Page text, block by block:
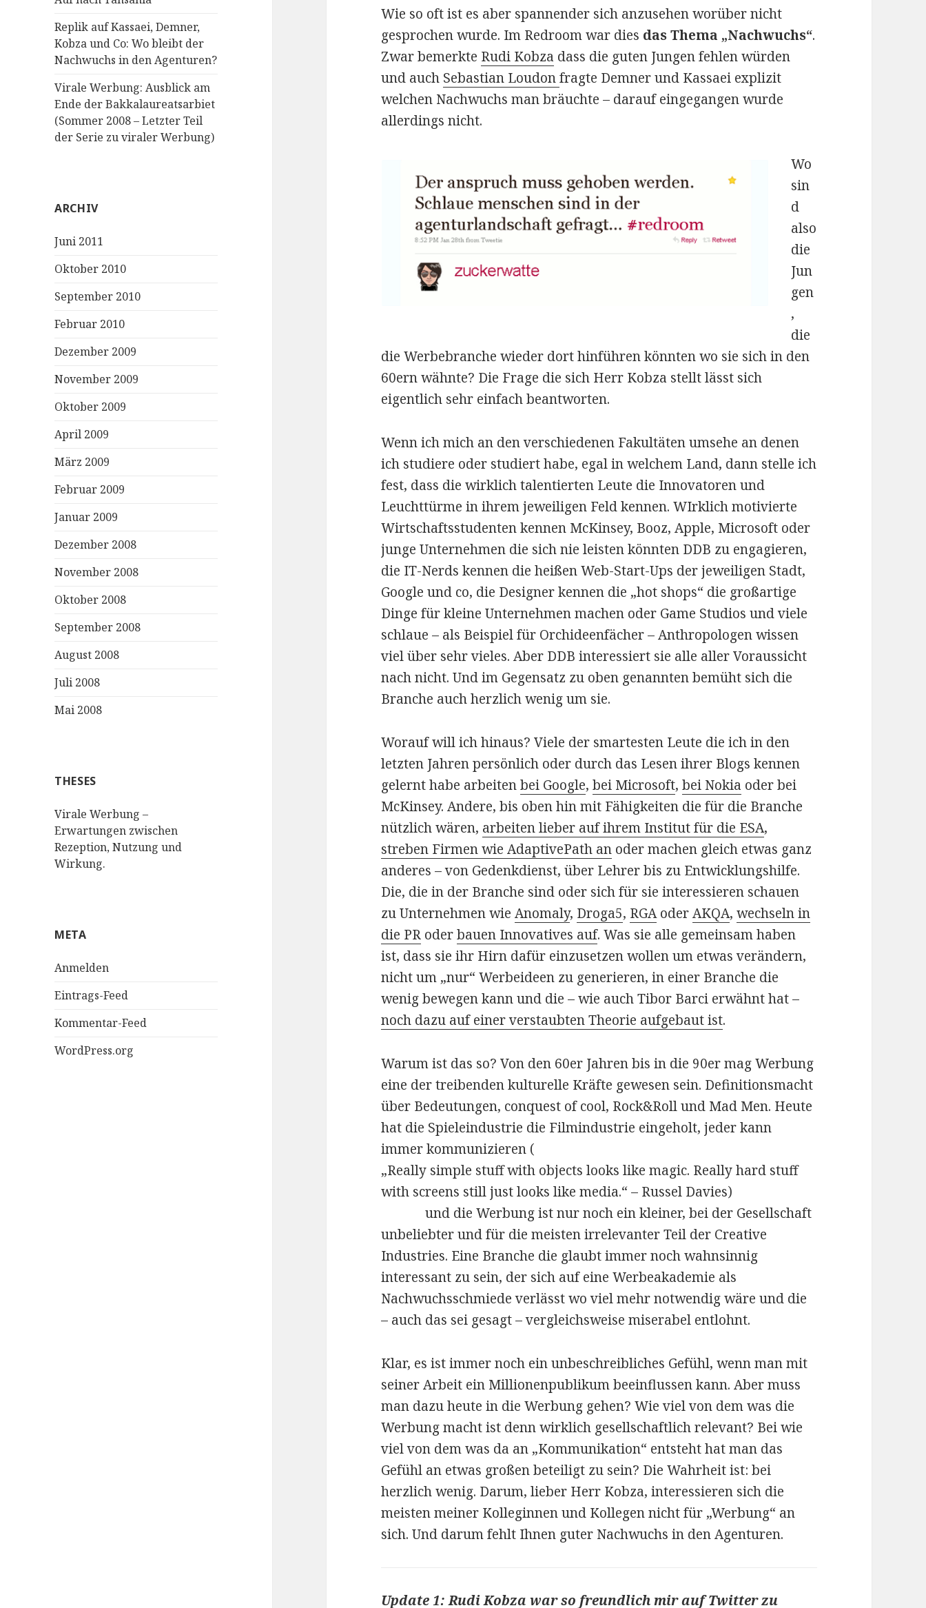
Replik auf Kassaei, Demner,
Kobza und Co: Wo bleibt der
Nachwuchs in den Agenturen?
Virale Werbung: Ausblick am
Ende der Bakkalaureatsarbiet
(Sommer 2008 – Letzter Teil
der Serie zu viraler Werbung)
ARCHIV
Juni 2011
Oktober 2010
September 2010
Februar 2010
Dezember 2009
November 2009
Oktober 2009
April 2009
März 2009
Februar 2009
Januar 2009
Dezember 2008
November 2008
Oktober 2008
September 2008
August 2008
Juli 2008
Mai 2008
THESES
Virale Werbung –
Erwartungen zwischen
Rezeption, Nutzung und
Wirkung.
META
Anmelden
Eintrags-Feed
Kommentar-Feed
WordPress.org
Wie so oft ist es aber spannender sich anzusehen worüber nicht
gesprochen wurde. Im Redroom war dies das Thema „Nachwuchs“.
Zwar bemerkte Rudi Kobza dass die guten Jungen fehlen würden
und auch Sebastian Loudonfragte Demner und Kassaei explizit
welchen Nachwuchs man bräuchte – darauf eingegangen wurde
allerdings nicht.
Wo
sin
d
also
die
Jun
gen
,
die
die Werbebranche wieder dort hinführen könnten wo sie sich in den
60ern wähnte? Die Frage die sich Herr Kobza stellt lässt sich
eigentlich sehr einfach beantworten.
Wenn ich mich an den verschiedenen Fakultäten umsehe an denen
ich studiere oder studiert habe, egal in welchem Land, dann stelle ich
fest, dass die wirklich talentierten Leute die Innovatoren und
Leuchttürme in ihrem jeweiligen Feld kennen. WIrklich motivierte
Wirtschaftsstudenten kennen McKinsey, Booz, Apple, Microsoft oder
junge Unternehmen die sich nie leisten könnten DDB zu engagieren,
die IT-Nerds kennen die heißen Web-Start-Ups der jeweiligen Stadt,
Google und co, die Designer kennen die „hot shops“ die großartige
Dinge für kleine Unternehmen machen oder Game Studios und viele
schlaue – als Beispiel für Orchideenfächer – Anthropologen wissen
viel über sehr vieles. Aber DDB interessiert sie alle aller Voraussicht
nach nicht. Und im Gegensatz zu oben genannten bemüht sich die
Branche auch herzlich wenig um sie.
Worauf will ich hinaus? Viele der smartesten Leute die ich in den
letzten Jahren persönlich oder durch das Lesen ihrer Blogs kennen
gelernt habe arbeitenbei Google,bei Microsoft,bei Nokia oder bei
McKinsey. Andere, bis oben hin mit Fähigkeiten die für die Branche
nützlich wären, arbeiten lieber auf ihrem Institut für die ESA,
streben Firmen wie AdaptivePath an oder machen gleich etwas ganz
anderes – von Gedenkdienst, über Lehrer bis zu Entwicklungshilfe.
Die, die in der Branche sind oder sich für sie interessieren schauen
zu Unternehmen wieAnomaly, Droga5, RGAoderAKQA,wechseln in
die PR oderbauen Innovatives auf. Was sie alle gemeinsam haben
ist, dass sie ihr Hirn dafür einzusetzen wollen um etwas verändern,
nicht um „nur“ Werbeideen zu generieren, in einer Branche die
wenig bewegen kann und die – wie auch Tibor Barci erwähnt hat –
noch dazu auf einer verstaubten Theorie aufgebaut ist.
Warum ist das so? Von den 60er Jahren bis in die 90er mag Werbung
eine der treibenden kulturelle Kräfte gewesen sein. Definitionsmacht
über Bedeutungen, conquest of cool, Rock&Roll und Mad Men. Heute
hat die Spieleindustrie die Filmindustrie eingeholt, jeder kann
immer kommunizieren (
„Really simple stuff with objects looks like magic. Really hard stuff
with screens still just looks like media.“ – Russel Davies)
und die Werbung ist nur noch ein kleiner, bei der Gesellschaft
unbeliebter und für die meisten irrelevanter Teil der Creative
Industries. Eine Branche die glaubt immer noch wahnsinnig
interessant zu sein, der sich auf eine Werbeakademie als
Nachwuchsschmiede verlässt wo viel mehr notwendig wäre und die
– auch das sei gesagt – vergleichsweise miserabel entlohnt.
Klar, es ist immer noch ein unbeschreibliches Gefühl, wenn man mit
seiner Arbeit ein Millionenpublikum beeinflussen kann. Aber muss
man dazu heute in die Werbung gehen? Wie viel von dem was die
Werbung macht ist denn wirklich gesellschaftlich relevant? Bei wie
viel von dem was da an „Kommunikation“ entsteht hat man das
Gefühl an etwas großen beteiligt zu sein? Die Wahrheit ist: bei
herzlich wenig. Darum, lieber Herr Kobza, interessieren sich die
meisten meiner Kolleginnen und Kollegen nicht für „Werbung“ an
sich. Und darum fehlt Ihnen guter Nachwuchs in den Agenturen.
Update 1:Rudi Kobza war so freundlich mir auf Twitter zu